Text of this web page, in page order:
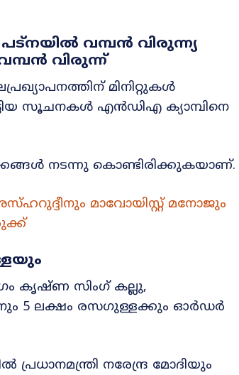
വമ്പൻ വിരുന്ന്യ
വിരുന്ന്
മിനിറ്റുകൾ
സൂചനകൾ എൻഡിഎ ക്യാമ്പിനെ
നടന്നു കൊണ്ടിരിക്കുകയാണ്.
മാവോയിസ്റ്റ് മനോജും
കൃഷ്ണ സിംഗ് കല്ലു,
5 ലക്ഷം രസഗുള്ളക്കും ഓർഡർ
പ്രധാനമന്ത്രി നരേന്ദ്ര മോദിയും